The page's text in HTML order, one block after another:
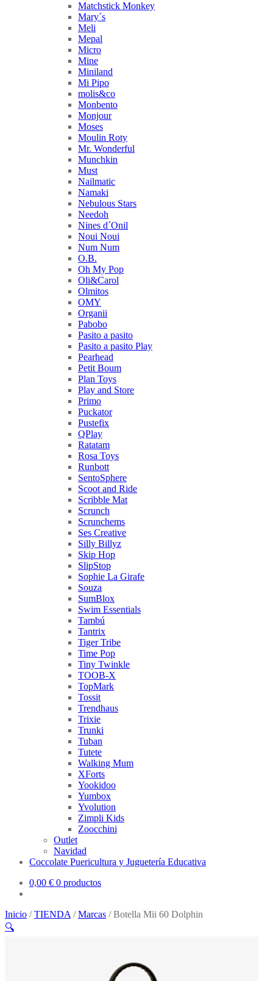
Matchstick Monkey
Mary´s
Meli
Mepal
Micro
Mine
Miniland
Mi Pipo
molis&co
Monbento
Monjour
Moses
Moulin Roty
Mr. Wonderful
Munchkin
Must
Nailmatic
Namaki
Nebulous Stars
Needoh
Nines d´Onil
Noui Noui
Num Num
O.B.
Oh My Pop
Oli&Carol
Olmitos
OMY
Organii
Pabobo
Pasito a pasito
Pasito a pasito Play
Pearhead
Petit Boum
Plan Toys
Play and Store
Primo
Puckator
Pustefix
QPlay
Ratatam
Rosa Toys
Runbott
SentoSphere
Scoot and Ride
Scribble Mat
Scrunch
Scrunchems
Ses Creative
Silly Billyz
Skip Hop
SlipStop
Sophie La Girafe
Souza
SumBlox
Swim Essentials
Tambú
Tantrix
Tiger Tribe
Time Pop
Tiny Twinkle
TOOB-X
TopMark
Tossit
Trendhaus
Trixie
Trunki
Tuban
Tutete
Walking Mum
XForts
Yookidoo
Yumbox
Yvolution
Zimpli Kids
Zoocchini
Outlet
Navidad
Coccolate Puericultura y Juguetería Educativa
0,00 € 0 productos
Inicio /TIENDA /Marcas /Botella Mii 60 Dolphin
🔍